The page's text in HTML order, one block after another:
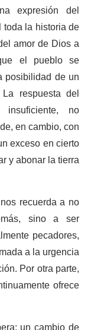
expresión del
la historia de
amor de Dios a
el pueblo se
posibilidad de un
respuesta del
no
en cambio, con
exceso en cierto
y abonar la tierra
recuerda a no
sino a ser
pecadores,
a la urgencia
Por otra parte,
ofrece